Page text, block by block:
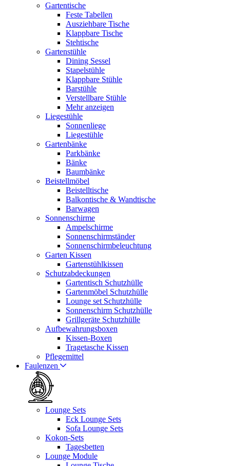
Gartentische
Feste Tabellen
Ausziehbare Tische
Klappbare Tische
Stehtische
Gartenstühle
Dining Sessel
Stapelstühle
Klappbare Stühle
Barstühle
Verstellbare Stühle
Mehr anzeigen
Liegestühle
Sonnenliege
Liegestühle
Gartenbänke
Parkbänke
Bänke
Baumbänke
Beistellmöbel
Beistelltische
Balkontische & Wandtische
Barwagen
Sonnenschirme
Ampelschirme
Sonnenschirmständer
Sonnenschirmbeleuchtung
Garten Kissen
Gartenstühlkissen
Schutzabdeckungen
Gartentisch Schutzhülle
Gartenmöbel Schutzhülle
Lounge set Schutzhülle
Sonnenschirm Schutzhülle
Grillgeräte Schutzhülle
Aufbewahrungsboxen
Kissen-Boxen
Tragetasche Kissen
Pflegemittel
Faulenzen
Lounge Sets
Eck Lounge Sets
Sofa Lounge Sets
Kokon-Sets
Tagesbetten
Lounge Module